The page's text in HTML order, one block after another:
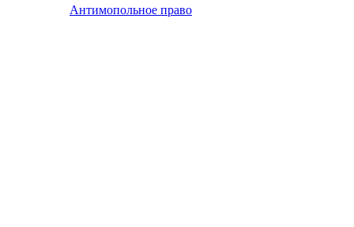
Антимопольное право